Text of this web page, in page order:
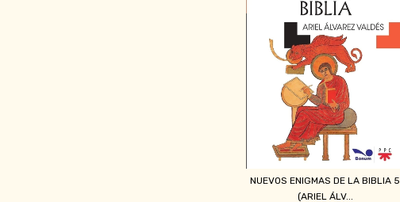
NUEVOS ENIGMAS DE LA BIBLIA 5
(ARIEL ÁLV...